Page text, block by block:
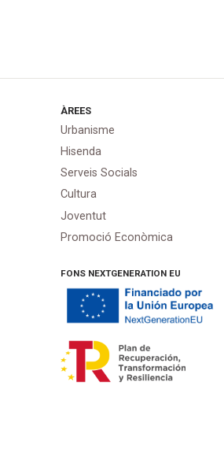
ÀREES
Urbanisme
Hisenda
Serveis Socials
Cultura
Joventut
Promoció Econòmica
FONS NEXTGENERATION EU